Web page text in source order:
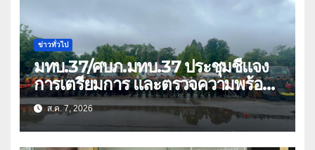
ข่าวทั่วไป
มทบ.37/ศบภ.มทบ.37 ประชุมชี้แจง
การเตรียมการ และตรวจความพร้อม
ด้านการบรรเทาสาธารณภัย
ส.ค. 7, 2026